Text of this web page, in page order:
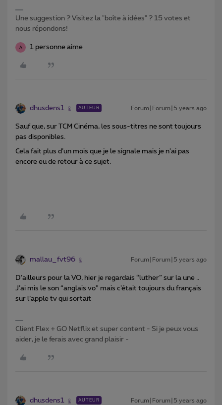
Une suggestion ? Visitez la "boîte à idées" ? 15 votes et
nous répondons!
A 1 personne aime
dhusdens1 AUTEUR Forum|Forum|5 years ago
Sauf que, sur TCM Cinéma, les sous-titres ne sont toujours
pas disponibles.
Cela fait plus d’un mois que je le signale mais je n’ai pas
encore eu de retour à ce sujet.
mallau_fvt96 Forum|Forum|5 years ago
D’ailleurs pour la VO, hier je regardais “luther” sur la une ..
J’ai mis le son “anglais vo” mais c’était toujours du français
sur l’apple tv qui sortait
Client Flex + GO Netflix et super content - Si je peux vous
aider, je le ferais avec grand plaisir -
dhusdens1 AUTEUR Forum|Forum|5 years ago